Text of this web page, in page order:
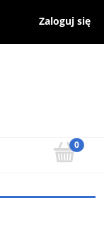
Zaloguj się